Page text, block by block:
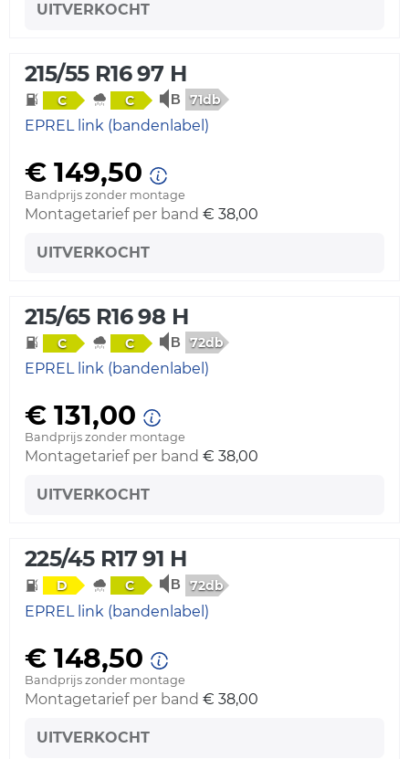
UITVERKOCHT
215/55 R16 97 H
C C 71db
EPREL link (bandenlabel)
€ 149,50
Bandprijs zonder montage
Montagetarief per band € 38,00
UITVERKOCHT
215/65 R16 98 H
C C 72db
EPREL link (bandenlabel)
€ 131,00
Bandprijs zonder montage
Montagetarief per band € 38,00
UITVERKOCHT
225/45 R17 91 H
D C 72db
EPREL link (bandenlabel)
€ 148,50
Bandprijs zonder montage
Montagetarief per band € 38,00
UITVERKOCHT